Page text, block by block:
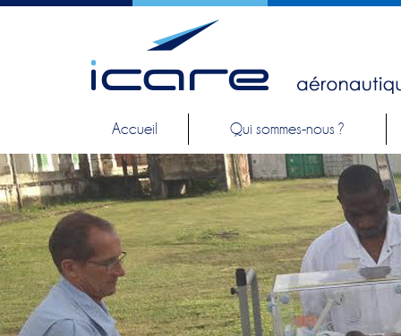
Accueil Qui sommes-nous ?